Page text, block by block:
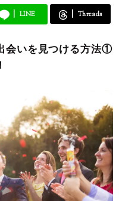
LINE Threads
会いを見つける方法①